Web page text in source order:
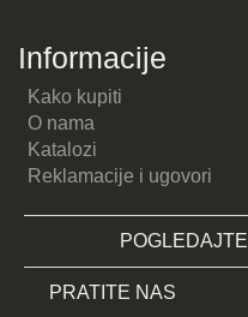
Informacije
Kako kupiti
O nama
Katalozi
Reklamacije i ugovori
POGLEDAJTE
PRATITE NAS